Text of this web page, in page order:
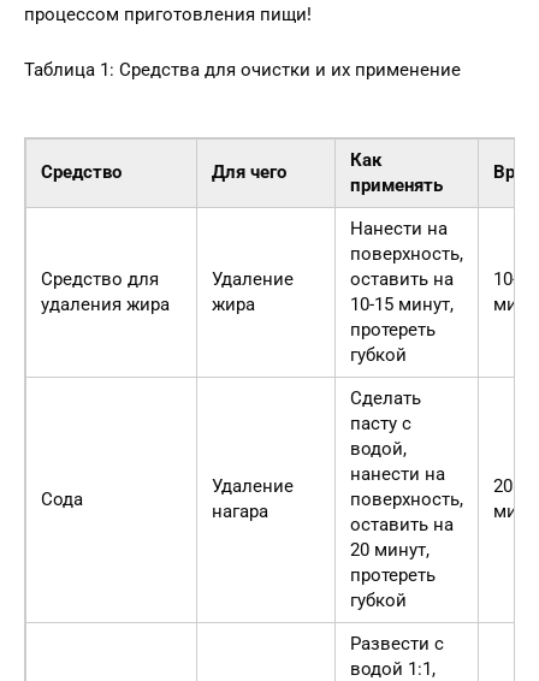
процессом приготовления пищи!
Таблица 1: Средства для очистки и их применение
Средство Для чего
Как
применять
Средство для
удаления жира
Удаление
жира
Нанести на
поверхность,
оставить на
10-15 минут,
протереть
губкой
10-15
Сода
Удаление
нагара
Сделать
пасту с
водой,
нанести на
поверхность,
оставить на
20 минут,
протереть
губкой
20
Развести с
водой 1:1,